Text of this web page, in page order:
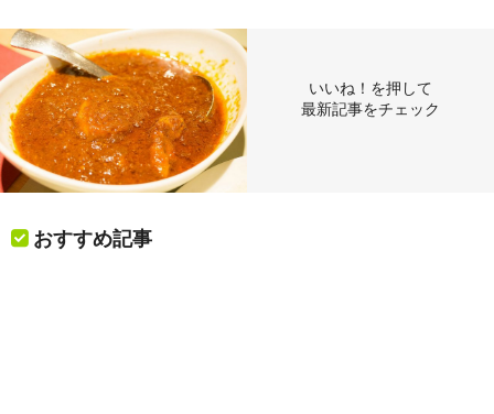
いいね！を押して
最新記事をチェック
おすすめ記事